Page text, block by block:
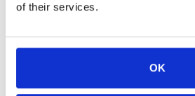
of their services.
OK